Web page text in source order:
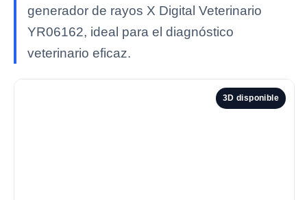
generador de rayos X Digital Veterinario
YR06162, ideal para el diagnóstico
veterinario eficaz.
3D disponible